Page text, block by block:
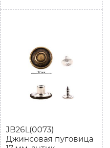
JB26L(0073)
Джинсовая пуговица